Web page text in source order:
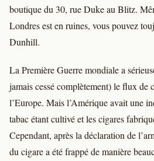
boutique du 30, rue Duke au Blitz.
Londres est en ruines, vous pouvez
Dunhill.
La Première Guerre mondiale a
jamais cessé complètement) le flux de
l’Europe. Mais l’Amérique avait une
tabac étant cultivé et les cigares
Cependant, après la déclaration de
du cigare a été frappé de manière